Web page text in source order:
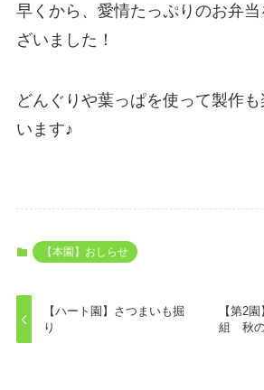
早くから、愛情たっぷりのお弁
ざいました！
どんぐりや葉っぱを使って製作
います♪
【本園】おしらせ
【ハート園】さつまいも掘
り
【第2
組 秋